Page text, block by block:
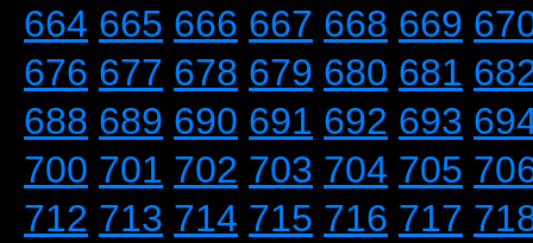
664 665 666 667 668 669
676 677 678 679 680 681
688 689 690 691 692 693
700 701 702 703 704 705
712 713 714 715 716 717